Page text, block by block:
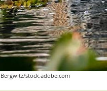
stock.adobe.com